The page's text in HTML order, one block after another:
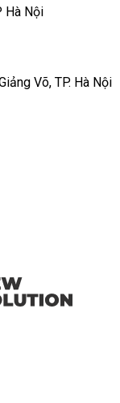
Hà Nội
Võ, TP. Hà Nội